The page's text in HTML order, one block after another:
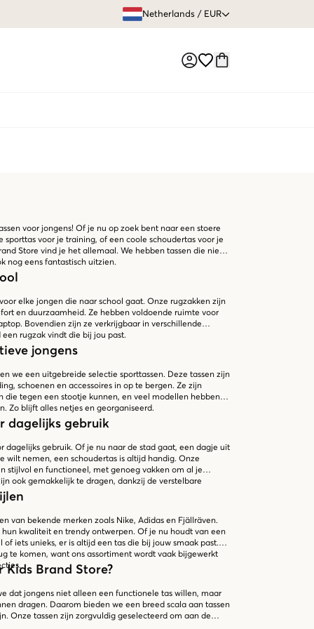
Netherlands / EUR
voor jongens! Of je nu op zoek bent naar een stoere
sporttas voor je training, of een coole schoudertas voor je
Store vind je het allemaal. We hebben tassen die niet
nog eens fantastisch uitzien.
elke jongen die naar school gaat. Onze rugzakken zijn
en duurzaamheid. Ze hebben voldoende ruimte voor
Bovendien zijn ze verkrijgbaar in verschillende
rugzak vindt die bij jou past.
jongens
we een uitgebreide selectie sporttassen. Deze tassen zijn
schoenen en accessoires in op te bergen. Ze zijn
die tegen een stootje kunnen, en veel modellen hebben
Zo blijft alles netjes en georganiseerd.
dagelijks gebruik
dagelijks gebruik. Of je nu naar de stad gaat, een dagje uit
wilt nemen, een schoudertas is altijd handig. Onze
stijlvol en functioneel, met genoeg vakken om al je
ook gemakkelijk te dragen, dankzij de verstelbare
van bekende merken zoals Nike, Adidas en Fjällräven.
kwaliteit en trendy ontwerpen. Of je nu houdt van een
of iets unieks, er is altijd een tas die bij jouw smaak past.
te komen, want ons assortiment wordt vaak bijgewerkt
Kids Brand Store?
dat jongens niet alleen een functionele tas willen, maar
dragen. Daarom bieden we een breed scala aan tassen
Onze tassen zijn zorgvuldig geselecteerd om aan de